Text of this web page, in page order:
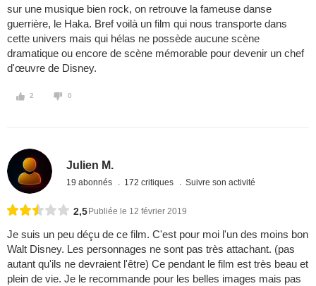
sur une musique bien rock, on retrouve la fameuse danse
guerrière, le Haka. Bref voilà un film qui nous transporte dans
cette univers mais qui hélas ne possède aucune scène
dramatique ou encore de scène mémorable pour devenir un chef
d'œuvre de Disney.
2 0
Julien M.
19 abonnés 172 critiques Suivre son activité
2,5 Publiée le 12 février 2019
Je suis un peu déçu de ce film. C'est pour moi l'un des moins bon
Walt Disney. Les personnages ne sont pas très attachant. (pas
autant qu'ils ne devraient l'être) Ce pendant le film est très beau et
plein de vie. Je le recommande pour les belles images mais pas